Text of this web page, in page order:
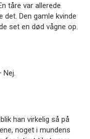
tåre var allerede
Den gamle kvinde
set en død vågne op.
han virkelig så på
noget i mundens